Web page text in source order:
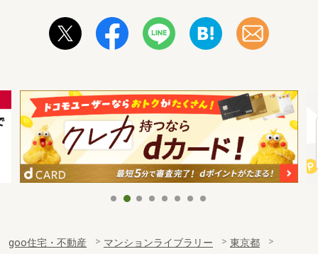
goo住宅・不動産 マンションライブラリー
東京都